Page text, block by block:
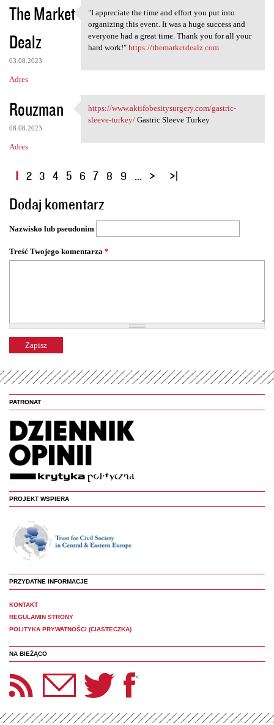
The Market
Dealz
03.08.2023
Adres
"I appreciate the time and
"I appreciate the time and effort you put into
organizing this event. It was a huge success and
everyone had a great time. Thank you for all your
hard work!" https://themarketdealz.com
Rouzman
08.08.2023
Adres
https://www
https://www.aktifobesitysurgery.com/gastric-
sleeve-turkey/Gastric Sleeve Turkey
S
r
o
n
y
1 2 3 4 5 6 7 8 9 …
Dodaj komentarz
Nazwisko lub pseudonim
Treść Twojego komentarza *
PATRONAT
PROJEKT WSPIERA
PRZYDATNE INFORMACJE
KONTAKT
REGULAMIN STRONY
POLITYKA PRYWATNOŚCI (CIASTECZKA)
NA BIEŻĄCO
Panoptyka Facebook <